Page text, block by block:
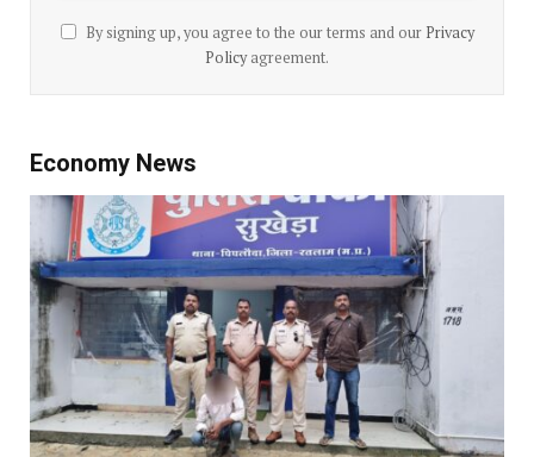
By signing up, you agree to the our terms and our Privacy
Policyagreement.
Economy News